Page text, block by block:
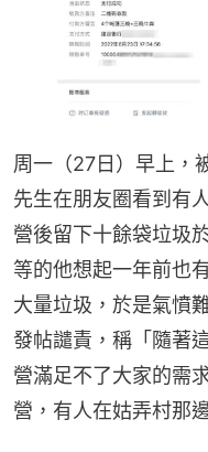
周一（27日）早上，
先生在朋友圈看到有
營後留下十餘袋垃圾
等的他想起一年前也
大量垃圾，於是氣憤
發帖譴責，稱「隨著
營滿足不了大家的需
營，有人在姑弄村那